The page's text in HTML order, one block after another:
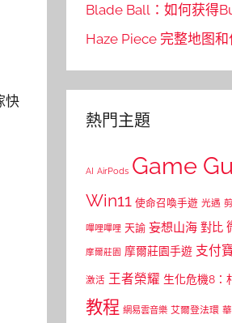
快
Blade Ball：如何获得
Haze Piece 完整地图
熱門主題
AI AirPods Game
Win11 使命召喚手遊 光遇
嗶哩嗶哩 天諭 妄想山海 對比
摩爾莊園 摩爾莊園手遊 支付
激活 王者榮耀 生化危機8：
教程 網易雲音樂 艾爾登法環